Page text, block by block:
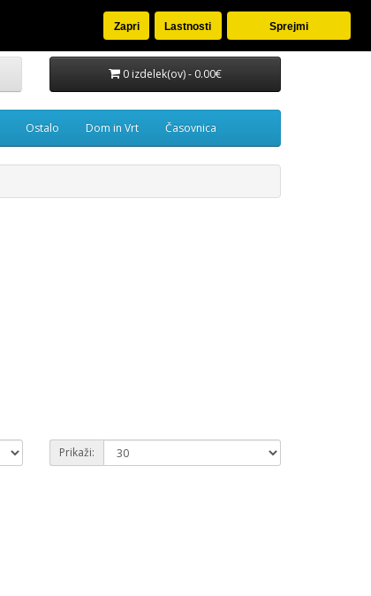
Zapri Lastnosti Sprejmi
Seznam želja (0) Blagajna
0 izdelek(ov) - 0.00€
Ostalo Dom in Vrt Časovnica
Prikaži: